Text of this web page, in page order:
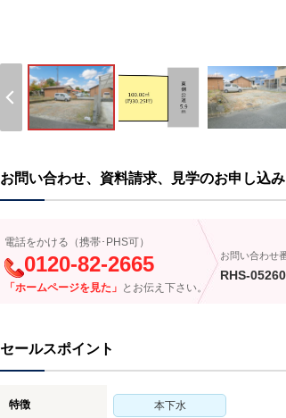
お問い合わせ、資料請求、見学のお申し込
電話をかける（携帯･PHS可）
0120-82-2665
「ホームページを見た」 とお伝え下さい。
お問い合わせ
RHS-
セールスポイント
特徴 本下水